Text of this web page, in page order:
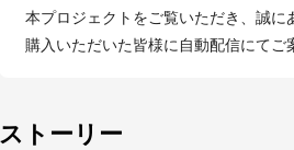
本プロジェクトをご覧いただき、誠にありがとうござい
購入いただいた皆様に自動配信にてご
ストーリー